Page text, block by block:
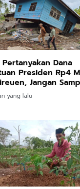
Pertanyakan Dana
Presiden Rp4
Jangan
yang lalu